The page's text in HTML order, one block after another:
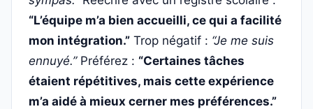
“L’équipe m’a bien accueilli, ce qui a facilité
mon intégration.” Trop négatif : “Je me suis
ennuyé.”Préférez : “Certaines tâches
étaient répétitives, mais cette expérience
m’a aidé à mieux cerner mes préférences.”